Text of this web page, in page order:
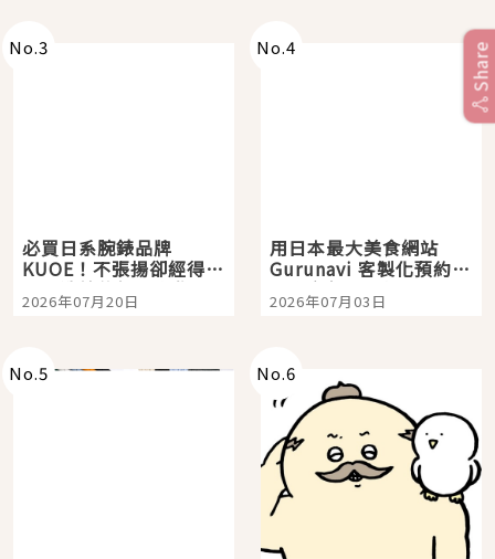
No.3
必買日系腕錶品牌
KUOE！不張揚卻經得起
時間洗鍊的經典之作五
選
2026年07月20日
No.4
用日本最大美食網站
Gurunavi 客製化預約九
大都市餐廳，打造專屬
美食體驗！
2026年07月03日
No.5 No.6
Share